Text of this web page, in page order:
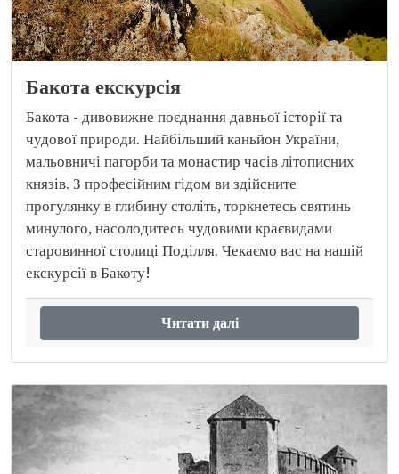
Бакота екскурсія
Бакота - дивовижне поєднання давньої історії та
чудової природи. Найбільший каньйон України,
мальовничі пагорби та монастир часів літописних
князів. З професійним гідом ви здійсните
прогулянку в глибину століть, торкнетесь святинь
минулого, насолодитесь чудовими краєвидами
старовинної столиці Поділля. Чекаємо вас на нашій
екскурсії в Бакоту!
Читати далі